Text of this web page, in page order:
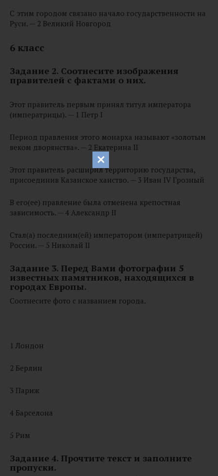
С этим городом связано начало государственности на
Руси. — 2 Великий Новгород
6 класс
Задание 2. Соотнесите изображения
правителей с фактами о них.
Этот правитель первым принял титул императора
(императрицы). — 1 Петр I
Период правления этого монарха называют «золотым
веком дворянства». — 2 Екатерина II
Этот правитель расширил территорию государства,
присоединив Казанское ханство. — 3 Иван IV Грозный
В его(ее) правление была отменена крепостная
зависимость. — 4 Александр II
Стал(а) последним(ей) императором (императрицей)
России. — 5 Николай II
Задание 3. Перед Вами фотографии 5
известных памятников, находящихся в
городах Европы.
Соотнесите фото с названием города.
1 Лондон
2 Берлин
3 Париж
4 Барселона
5 Рим
Задание 4. Прочтите текст и заполните
пропуски.